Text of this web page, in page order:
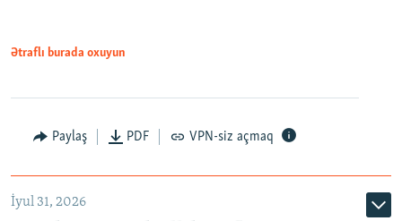
Ətraflı burada oxuyun
Paylaş PDF VPN-siz açmaq
İyul 31, 2026